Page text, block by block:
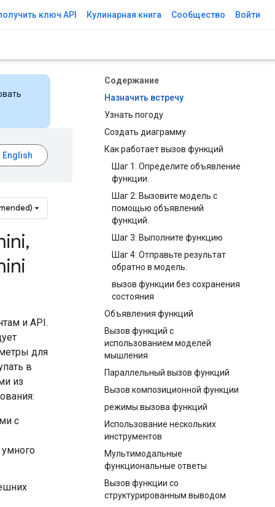
ключ API Кулинарная книга Сообщество Войти
Содержание
Назначить встречу
Узнать погоду
Создать диаграмму
Как работает вызов функций
Шаг 1: Определите объявление
функции.
Шаг 2: Вызовите модель с
помощью объявлений
функций.
Шаг 3: Выполните функцию
Шаг 4: Отправьте результат
обратно в модель.
вызов функции без сохранения
состояния
Объявления функций
Вызов функций с
использованием моделей
мышления
Параллельный вызов функций
Вызов композиционной функции
режимы вызова функций
Использование нескольких
инструментов
Мультимодальные
функциональные ответы
Вызов функции со
структурированным выводом
,
и API.
для
в
из
с
умного